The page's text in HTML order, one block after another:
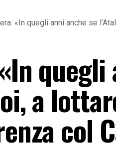
«In quegli anni anche se
quegli
a
col